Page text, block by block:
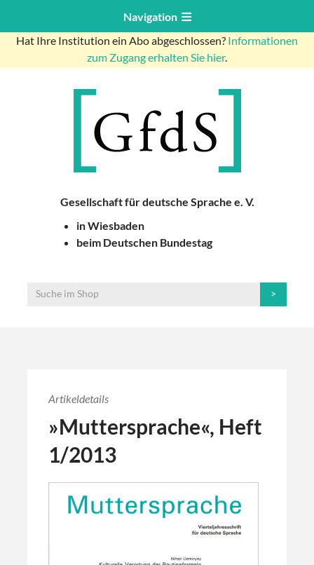
Navigation
Hat Ihre Institution ein Abo abgeschlossen? Informationen
zum Zugang erhalten Sie hier.
Gesellschaft für deutsche Sprache e. V.
in Wiesbaden
beim Deutschen Bundestag
Artikeldetails
»Muttersprache«, Heft
1/2013